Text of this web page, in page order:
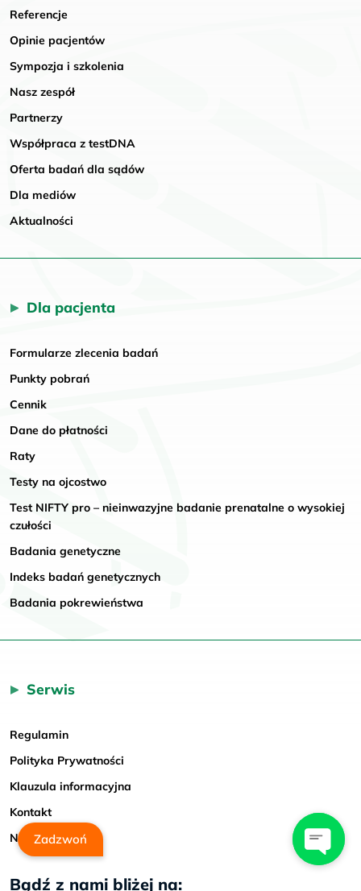
Referencje
Opinie pacjentów
Sympozja i szkolenia
Nasz zespół
Partnerzy
Współpraca z testDNA
Oferta badań dla sądów
Dla mediów
Aktualności
Dla pacjenta
Formularze zlecenia badań
Punkty pobrań
Cennik
Dane do płatności
Raty
Testy na ojcostwo
Test NIFTY pro – nieinwazyjne badanie prenatalne o wysokiej
czułości
Badania genetyczne
Indeks badań genetycznych
Badania pokrewieństwa
Serwis
Regulamin
Polityka Prywatności
Klauzula informacyjna
Kontakt
Newsletter
Bądź z nami bliżej na:
Zadzwoń